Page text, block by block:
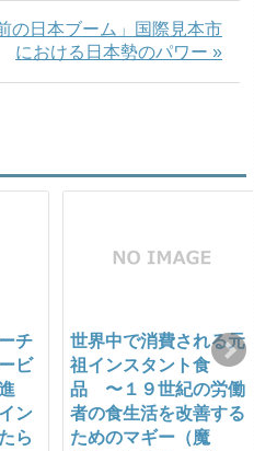
の日本ブーム」国際見本市
における日本勢のパワー »
チ
ビ
ン
ら
世界中で消費される元
祖インスタント食
品 〜１９世紀の労働
者の食生活を改善する
ためのマギー（魔